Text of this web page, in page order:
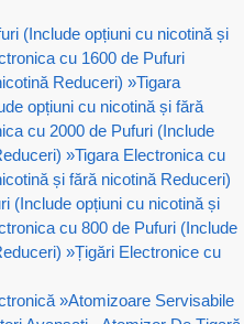
(Include opțiuni cu nicotină și
cu 1600 de Pufuri
Reduceri) »Tigara
opțiuni cu nicotină și fără
cu 2000 de Pufuri (Include
»Tigara Electronica cu
și fără nicotină Reduceri)
(Include opțiuni cu nicotină și
cu 800 de Pufuri (Include
»Țigări Electronice cu
»Atomizoare Servisabile